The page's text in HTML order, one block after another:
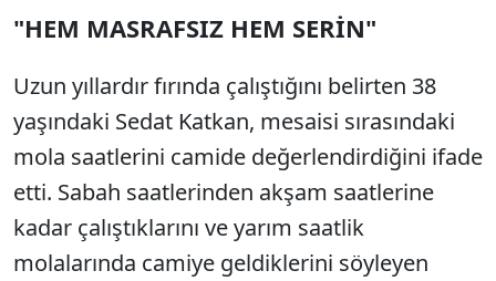
"HEM MASRAFSIZ HEM SERİN"
Uzun yıllardır fırında çalıştığını belirten 38
yaşındaki Sedat Katkan, mesaisi sırasındaki
mola saatlerini camide değerlendirdiğini ifade
etti. Sabah saatlerinden akşam saatlerine
kadar çalıştıklarını ve yarım saatlik
molalarında camiye geldiklerini söyleyen